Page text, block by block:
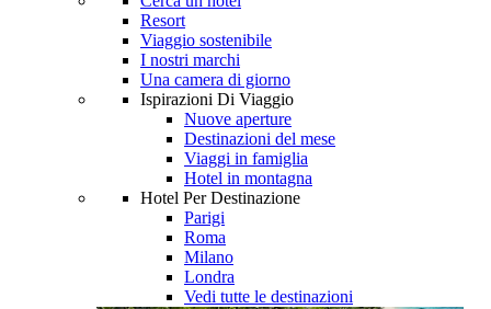
Resort
Viaggio sostenibile
I nostri marchi
Una camera di giorno
Ispirazioni Di Viaggio
Nuove aperture
Destinazioni del mese
Viaggi in famiglia
Hotel in montagna
Hotel Per Destinazione
Parigi
Roma
Milano
Londra
Vedi tutte le destinazioni